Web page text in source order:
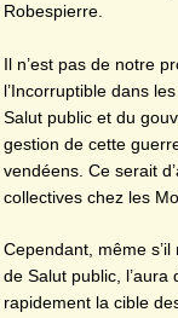
Robespierre.
Il n’est pas de notre
l’Incorruptible dans
Salut public et du
gestion de cette
vendéens. Ce serait
collectives chez les
Cependant, même s’il
de Salut public, l’aura
rapidement la cible